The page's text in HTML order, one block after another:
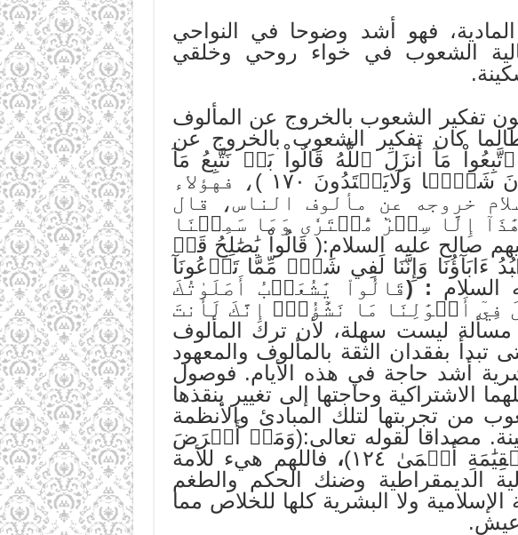
فهو أشد وضوحا في النواحي
الشعوب في خواء روحي وخلقي
تفكير الشعوب بالخروج عن المألوف
كان تفكير الشعوب بالخروج عن
مَآ أَنزَلَ ٱللَّهُ قَالُواْ بَلۡ نَتَّبِعُ مَآ
شَيۡ‍ٔٗا وَلَايَهۡتَدُونَ ١٧٠
)، فهؤلاء
خروجه عن مألوف الناس، قال
هَٰذَآ إِلَّا سِحۡرٞ مُّفۡتَرٗى وَمَا سَمِعۡنَا
قالت ثمود لنبيهم صالح عليه السلام:( قَالُواْ يَٰصَٰلِحُ قَدۡ
وَإِنَّنَا لَفِي شَكّٖ مِّمَّا تَدۡعُونَآ
السلام : (قَالُواْ يَٰشُعَيۡبُ أَصَلَوٰتُكَ
فِيٓ أَمۡوَٰلِنَا مَا نَشَٰٓؤُاْۖ إِنَّكَ لَأَنتَ
الصندوق مسألة ليست سهلة، لأن ترك المألوف
بفقدان الثقة بالمألوف والمعهود
أشد حاجة في هذه الأيام. فوصول
الاشتراكية وحاجتها إلى تغيير ينقذها
تجربتها لتلك المبادئ والأنظمة
مصداقا لقوله تعالى:(وَمَنۡ أَعۡرَضَ
أَعۡمَىٰ ١٢٤)
، فاللهم هيء للأمة
الديمقراطية وضنك الحكم والطغم
الإسلامية ولا البشرية كلها للخلاص مما